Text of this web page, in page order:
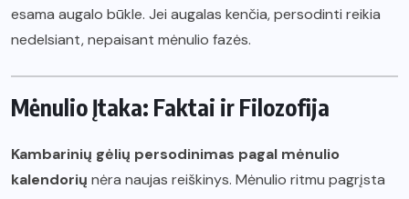
esama augalo būkle. Jei augalas kenčia, persodinti reikia
nedelsiant, nepaisant mėnulio fazės.
Mėnulio Įtaka: Faktai ir Filozofija
Kambarinių gėlių persodinimas pagal mėnulio
kalendorių nėra naujas reiškinys. Mėnulio ritmu pagrįsta